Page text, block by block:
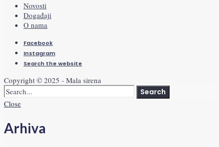
Novosti
Događaji
O nama
Facebook
Instagram
Search the website
Copyright © 2025 - Mala sirena
Search
Close
Arhiva